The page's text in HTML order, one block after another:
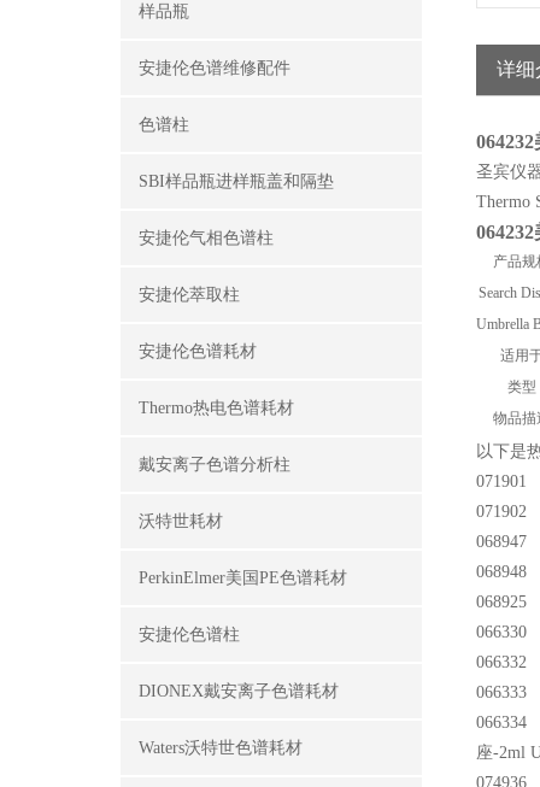
样品瓶
安捷伦色谱维修配件
色谱柱
SBI样品瓶进样瓶盖和隔垫
安捷伦气相色谱柱
安捷伦萃取柱
安捷伦色谱耗材
Thermo热电色谱耗材
戴安离子色谱分析柱
沃特世耗材
PerkinElmer美国PE色谱耗材
安捷伦色谱柱
DIONEX戴安离子色谱耗材
Waters沃特世色谱耗材
详细
064232
圣宾仪
Thermo
064232
产品规
Search
Umbrella
适用
类型
物品描
以下是
071902
066330
066332
066333
066334
座-2ml
074936